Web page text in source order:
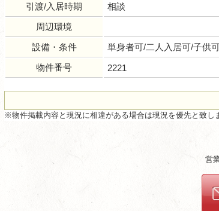
引渡/入居時期
相談
周辺環境
設備・条件
単身者可/二人入居可/子供
物件番号
2221
※物件掲載内容と現況に相違がある場合は現況を優先と致し
営